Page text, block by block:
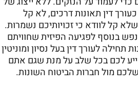
דין תאונות דרכים, לא קל
קל לוודא כי זכויותיכם נשמרות.
בנוסף לפגיעה הפיזית שחוויתם
לעורך דין בעל נסיון ומוניטין
לכם בכל שלב על מנת שגם אתם
מול חברות הביטוח השונות.